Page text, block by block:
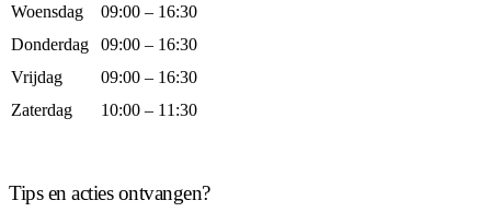
Woensdag
09:00 – 16:30
Donderdag
09:00 – 16:30
Vrijdag
09:00 – 16:30
Zaterdag
10:00 – 11:30
Tips en acties ontvangen?